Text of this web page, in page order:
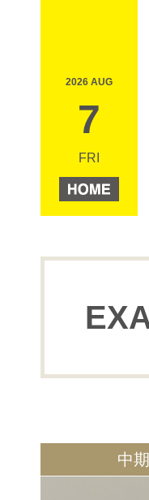
2026 AUG
7
FRI
中